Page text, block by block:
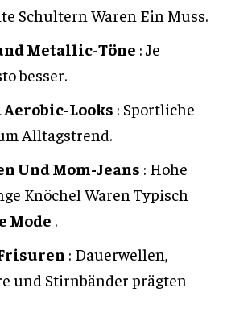
Schultern Waren Ein Muss.
Metallic-Töne : Je
besser.
Looks : Sportliche
Alltagstrend.
Und Mom-Jeans : Hohe
Knöchel Waren Typisch
Mode .
: Dauerwellen,
und Stirnbänder prägten